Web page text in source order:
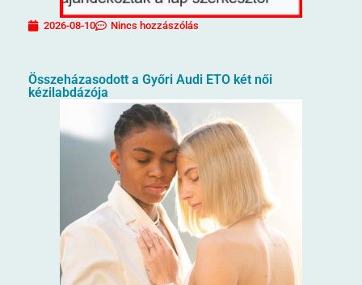
2026-08-10 Nincs hozzászólás
Összeházasodott a Győri Audi ETO két női
kézilabdázója